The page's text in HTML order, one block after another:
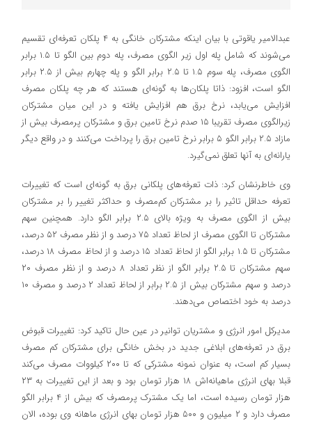
عبدالامیر یاقوتی با بیان اینکه مشترکان خانگی به ۴ پلکان تعرفه‌ای تقسیم
می‌شوند که شامل پله اول زیر الگوی مصرف، پله دوم بین الگو تا ۱.۵ برابر
الگوی مصرف، پله سوم ۱.۵ تا ۲.۵ برابر الگو و پله چهارم بیش از ۲.۵ برابر
الگو است، افزود: ذاتا پلکان‌ها به گونه‌ای هستند که هر چه پلکان مصرف
افزایش می‌یابد، نرخ برق هم افزایش یافته و در این میان مشترکان
زیرالگوی مصرف تقریبا ۱۵ صدم نرخ تامین برق و مشترکان پرمصرف بیش از
مازاد ۲.۵ برابر الگو ۵ برابر نرخ تامین برق را پرداخت می‌کنند و در واقع دیگر
یارانه‌ای به آنها تعلق نمی‌گیرد.
وی خاطرنشان کرد: ذات تعرفه‌های پلکانی برق به گونه‌ای است که تغییرات
تعرفه حداقل تاثیر را بر مشترکان کم‌مصرف و حداکثر تغییر را بر مشترکان
بیش از الگوی مصرف به ویژه بالای ۲.۵ برابر الگو دارد. همچنین سهم
مشترکان تا الگوی مصرف از لحاظ تعداد ۷۵ درصد و از نظر مصرف ۵۲ درصد،
مشترکان تا ۱.۵ برابر الگو از لحاظ تعداد ۱۵ درصد و از لحاظ مصرف ۱۸ درصد،
سهم مشترکان تا ۲.۵ برابر الگو از نظر تعداد ۸ درصد و از نظر مصرف ۲۰
درصد و سهم مشترکان بیش از ۲.۵ برابر از لحاظ تعداد ۲ درصد و مصرف ۱۰
درصد به خود اختصاص می‌دهند.
مدیرکل امور انرژی و مشتریان توانیر در عین حال تاکید کرد: تغییرات قبوض
برق در تعرفه‌های ابلاغی جدید در بخش خانگی برای مشترکان کم ‌مصرف
بسیار کم است، به عنوان نمونه مشترکی که تا ۲۰۰ کیلووات مصرف می‌کند
قبلا بهای انرژی ماهیانه‌اش ۱۸ هزار تومان بود و بعد از این تغییرات به ۲۳
هزار تومان رسیده است، اما یک مشترک پرمصرف که بیش از ۴ برابر الگو
مصرف دارد و ۲ میلیون و ۵۰۰ هزار تومان بهای انرژی ماهانه وی بوده، الان